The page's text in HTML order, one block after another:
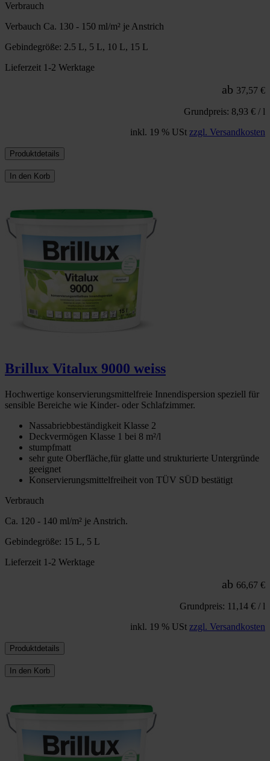
Verbrauch
Verbauch Ca. 130 - 150 ml/m² je Anstrich
Gebindegröße: 2.5 L, 5 L, 10 L, 15 L
Lieferzeit 1-2 Werktage
ab 37,57 €
Grundpreis: 8,93 € / l
inkl. 19 % USt zzgl. Versandkosten
Produktdetails
In den Korb
Brillux Vitalux 9000 weiss
Hochwertige konservierungsmittelfreie Innendispersion speziell für
sensible Bereiche wie Kinder- oder Schlafzimmer.
Nassabriebbeständigkeit Klasse 2
Deckvermögen Klasse 1 bei 8 m²/l
stumpfmatt
sehr gute Oberfläche,für glatte und strukturierte Untergründe
geeignet
Konservierungsmittelfreiheit von TÜV SÜD bestätigt
Verbrauch
Ca. 120 - 140 ml/m² je Anstrich.
Gebindegröße: 15 L, 5 L
Lieferzeit 1-2 Werktage
ab 66,67 €
Grundpreis: 11,14 € / l
inkl. 19 % USt zzgl. Versandkosten
Produktdetails
In den Korb